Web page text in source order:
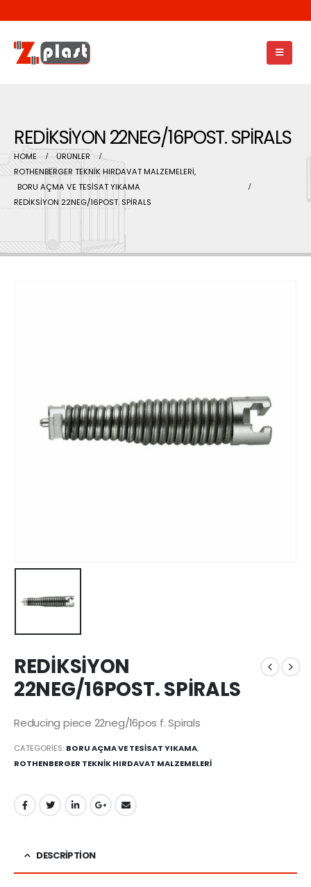
REDİKSİYON 22NEG/16POST. SPİRALS
HOME
ÜRÜNLER
ROTHENBERGER TEKNİK HIRDAVAT MALZEMELERİ,
BORU AÇMA VE TESİSAT YIKAMA
REDİKSİYON 22NEG/16POST. SPİRALS
REDİKSİYON
22NEG/16POST. SPİRALS
Reducing piece 22neg/16pos f. Spirals
CATEGORIES: BORU AÇMA VE TESİSAT YIKAMA,
ROTHENBERGER TEKNİK HIRDAVAT MALZEMELERİ
DESCRIPTION